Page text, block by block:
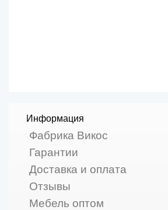
Информация
Фабрика Викос
Гарантии
Доставка и оплата
Отзывы
Мебель оптом